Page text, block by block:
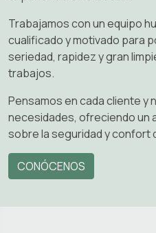
Trabajamos con un equipo
cualificado y motivado para
seriedad, rapidez y gran
trabajos.
Pensamos en cada cliente y
necesidades, ofreciendo un
sobre la seguridad y confort
CONÓCENOS